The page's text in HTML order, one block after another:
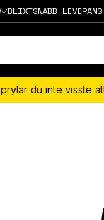
BLIXTSNABB LEVERANS
du inte visste